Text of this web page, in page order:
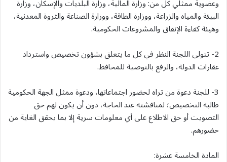
وعضوية ممثلي كل من: وزارة المالية، وزارة البلديات والإسكان، وزارة
البيئة والمياه والزراعة، ووزارة الطاقة، ووزارة الصناعة والثروة المعدنية،
وهيئة كفاءة الإنفاق والمشروعات الحكومية.
2- تتولى اللجنة النظر في كل ما يتعلق بشؤون تخصيص واسترداد
عقارات الدولة، والرفع بالتوصية للمحافظ.
3- للجنة دعوة من تراه لحضور اجتماعاتها، ودعوة ممثل الجهة الحكومية
طالبة التخصيص؛ لمناقشته عند الحاجة، دون أن يكون لهم حق
التصويت أو حق الاطلاع على أي معلومات سرية إلا بما يحقق الغاية من
حضورهم.
المادة الخامسة عشرة: